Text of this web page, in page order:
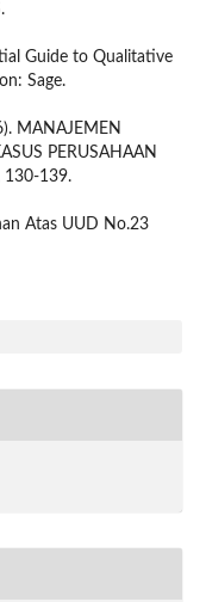
Guide to Qualitative
Sage.
MANAJEMEN
PERUSAHAAN
130-139.
Atas UUD No.23